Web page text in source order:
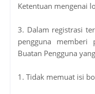
Ketentuan mengenai
3. Dalam registrasi
pengguna memberi
Buatan Pengguna
1. Tidak memuat isi